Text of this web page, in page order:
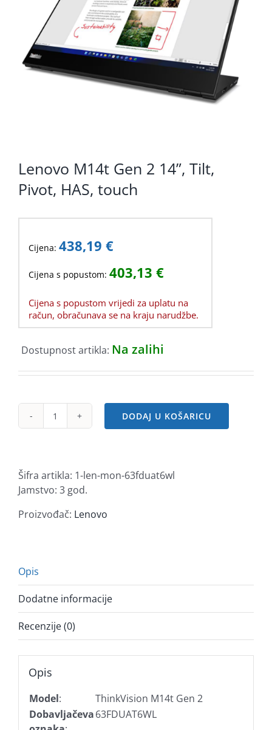
PRINTERI
POTROŠNI
POTROŠAČKA ELEKTRONIKA
Lenovo M14t Gen 2 14”, Tilt,
Pivot, HAS, touch
Cijena: 438,19 €
Cijena s popustom: 403,13 €
Cijena s popustom vrijedi za uplatu na
račun, obračunava se na kraju narudžbe.
Dostupnost artikla: Na zalihi
Lenovo
14'',
Tilt,
Pivot,
DODAJ U KOŠARICU
Šifra artikla: 1-len-mon-63fduat6wl
Jamstvo: 3 god.
Proizvođač: Lenovo
Opis
Dodatne informacije
Recenzije (0)
Opis
Model:
ThinkVision M14t Gen 2
Dobavljačeva63FDUAT6WL